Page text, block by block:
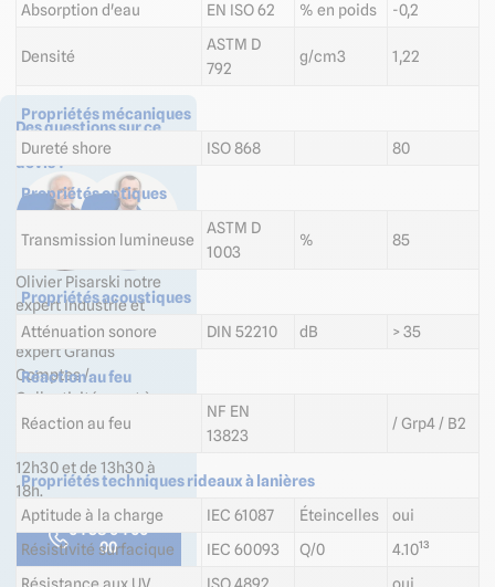
Des questions sur ce
produit ? Demander un
devis ?
Olivier Pisarski notre
expert Industrie et
Maxime Drouin notre
expert Grands
Comptes /
Collectivités sont à
votre écoute du lundi
12h30 et de 13h30 à
18h.
04 58 64 00
00
Absorption d'eau
EN ISO 62 % en poids -0,2
Densité
ASTM D
792
g/cm3 1,22
Propriétés mécaniques
Dureté shore
ISO 868 80
Propriétés optiques
Transmission lumineuse
ASTM D
1003
% 85
Propriétés acoustiques
Atténuation sonore
DIN 52210 dB > 35
Réaction au feu
Réaction au feu
NF EN
13823
/ Grp4 / B2
Propriétés techniques rideaux à lanières
Aptitude à la charge
IEC 61087 Éteincelles
oui
Résistivité surfacique
IEC 60093 Q/0
4.10¹³